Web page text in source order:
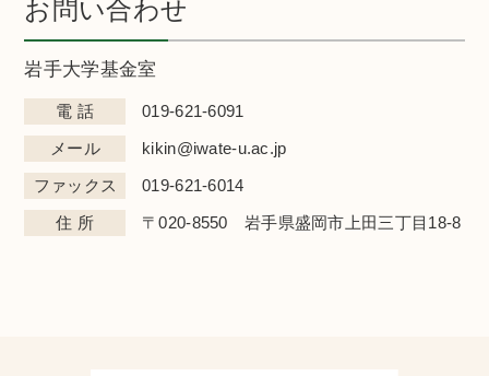
お問い合わせ
岩手大学基金室
電 話 019-621-6091
メール kikin@iwate-u.ac.jp
ファックス 019-621-6014
住 所 〒020-8550 岩手県盛岡市上田三丁目18-8